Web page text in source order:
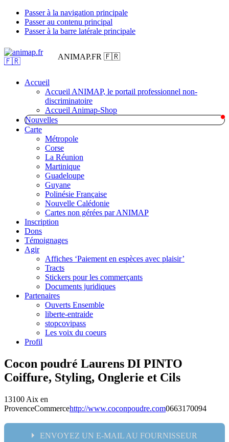
Passer à la navigation principale
Passer au contenu principal
Passer à la barre latérale principale
ANIMAP.FR 🇫🇷
Accueil
Accueil ANIMAP, le portail professionnel non-
discriminatoire
Accueil Animap-Shop
Nouvelles
Carte
Métropole
Corse
La Réunion
Martinique
Guadeloupe
Guyane
Polinésie Française
Nouvelle Calédonie
Cartes non gérées par ANIMAP
Inscription
Dons
Témoignages
Agir
Affiches ‘Paiement en espèces avec plaisir’
Tracts
Stickers pour les commerçants
Documents juridiques
Partenaires
Ouverts Ensemble
liberte-entraide
stopcovipass
Les voix du coeurs
Profil
Cocon poudré Laurens DI PINTO
Coiffure, Styling, Onglerie et Cils
13100 Aix en
ProvenceCommercehttp://www.coconpoudre.com0663170094
ENVOYEZ UN E-MAIL AU FOURNISSEUR